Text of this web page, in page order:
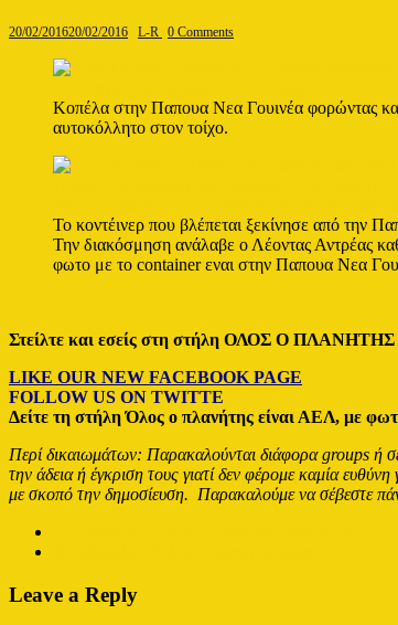
20/02/201620/02/2016 L-R 0 Comments
Κοπέλα στην Παπουα Νεα Γουινέα φορώντας
αυτοκόλλητο στον τοίχο.
Το κοντέινερ που βλέπεται ξεκίνησε από την
Την διακόσμηση ανάλαβε ο Λέοντας Αντρέας
φωτο με το container εναι στην Παπουα Νεα
Στείλτε και εσείς στη στήλη ΟΛΟΣ Ο ΠΛΑΝΗΤΗΣ
LIKE OUR NEW FACEBOOK PAGE
FOLLOW US ON TWITTE
Δείτε τη στήλη Όλος ο πλανήτης είναι ΑΕΛ, με
Περί δικαιωμάτων: Παρακαλούνται διάφορα groups ή
την άδεια ή έγκριση τους γιατί δεν φέρομε καμία
με σκοπό την δημοσίευση. Παρακαλούμε να σέβεστε
Leave a Reply